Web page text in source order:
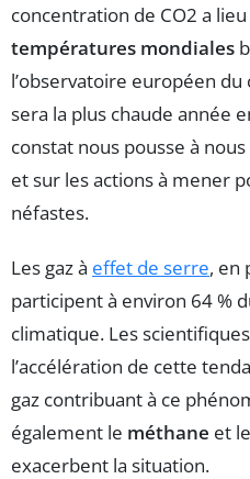
concentration de CO2 a
températures mondiales
l’observatoire européen du
sera la plus chaude année
constat nous pousse à
et sur les actions à mener
néfastes.
Les gaz à effet de serre, en
participent à environ 64 %
climatique. Les
l’accélération de cette
gaz contribuant à ce
également le méthane et le
exacerbent la situation.